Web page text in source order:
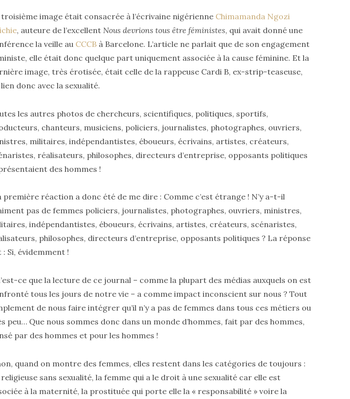
troisième image était consacrée à l’écrivaine nigérienne Chimamanda Ngozi
, auteure de l’excellent Nous devrions tous être féministes, qui avait donné une
la veille au CCCBà Barcelone. L’article ne parlait que de son engagement
elle était donc quelque part uniquement associée à la cause féminine. Et la
image, très érotisée, était celle de la rappeuse Cardi B, ex-strip-teaseuse,
donc avec la sexualité.
les autres photos de chercheurs, scientifiques, politiques, sportifs,
chanteurs, musiciens, policiers, journalistes, photographes, ouvriers,
militaires, indépendantistes, éboueurs, écrivains, artistes, créateurs,
réalisateurs, philosophes, directeurs d’entreprise, opposants politiques
des hommes !
première réaction a donc été de me dire : Comme c’est étrange ! N’y a-t-il
pas de femmes policiers, journalistes, photographes, ouvriers, ministres,
indépendantistes, éboueurs, écrivains, artistes, créateurs, scénaristes,
philosophes, directeurs d’entreprise, opposants politiques ? La réponse
: Si, évidemment !
ce que la lecture de ce journal – comme la plupart des médias auxquels on est
tous les jours de notre vie – a comme impact inconscient sur nous ? Tout
de nous faire intégrer qu’il n’y a pas de femmes dans tous ces métiers ou
peu… Que nous sommes donc dans un monde d’hommes, fait par des hommes,
par des hommes et pour les hommes !
quand on montre des femmes, elles restent dans les catégories de toujours :
sans sexualité, la femme qui a le droit à une sexualité car elle est
à la maternité, la prostituée qui porte elle la « responsabilité » voire la